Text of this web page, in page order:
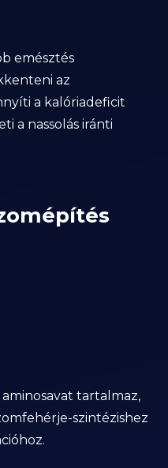
emésztés
az
a kalóriadeficit
a nassolás iránti
tartalmaz,
szintézishez